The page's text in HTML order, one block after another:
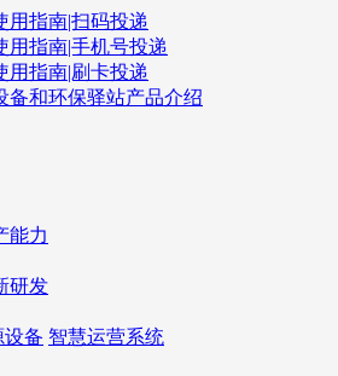
用指南|扫码投递
用指南|手机号投递
用指南|刷卡投递
备和环保驿站产品介绍
能力
研发
设备 智慧运营系统